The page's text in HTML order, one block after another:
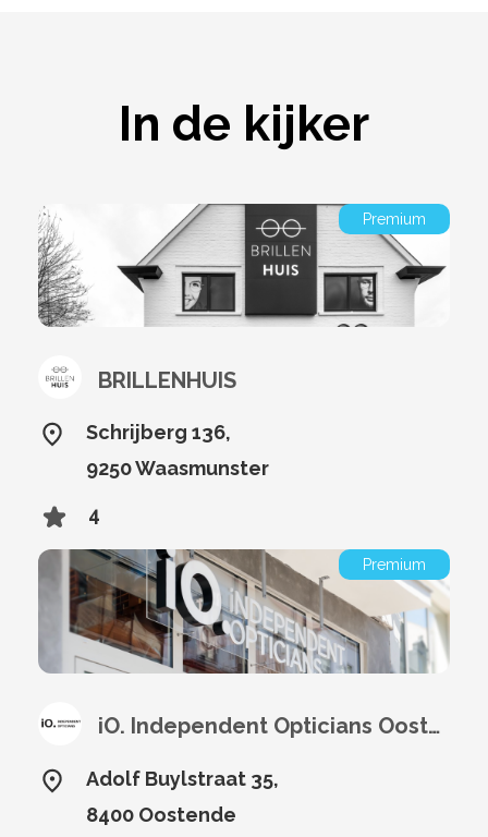
In de kijker
Premium
BRILLENHUIS
Schrijberg 136,
9250 Waasmunster
4
Premium
iO. Independent Opticians Oostende
Adolf Buylstraat 35,
8400 Oostende